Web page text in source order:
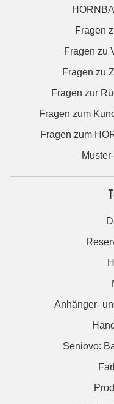
Fragen
Fragen zu
Fragen zu
Fragen zur
Fragen zum
Fragen zum
Anhänger-
Seniovo: